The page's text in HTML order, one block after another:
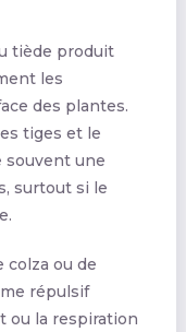
tiède produit
les
des plantes.
tiges et le
souvent une
surtout si le
colza ou de
répulsif
ou la respiration